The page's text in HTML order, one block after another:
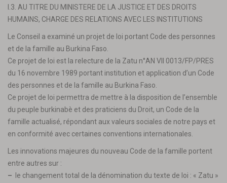
I.3. AU TITRE DU MINISTERE DE LA JUSTICE ET DES DROITS
HUMAINS, CHARGE DES RELATIONS AVEC LES INSTITUTIONS
Le Conseil a examiné un projet de loi portant Code des personnes
et de la famille au Burkina Faso.
Ce projet de loi est la relecture de la Zatu n°AN VII 0013/FP/PRES
du 16 novembre 1989 portant institution et application d’un Code
des personnes et de la famille au Burkina Faso.
Ce projet de loi permettra de mettre à la disposition de l’ensemble
du peuple burkinabè et des praticiens du Droit, un Code de la
famille actualisé, répondant aux valeurs sociales de notre pays et
en conformité avec certaines conventions internationales.
Les innovations majeures du nouveau Code de la famille portent
entre autres sur :
– le changement total de la dénomination du texte de loi : « Zatu »